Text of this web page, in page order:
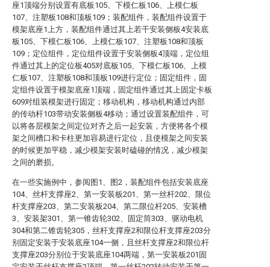
座1顶端分别设置有底板105、下模仁板106、上模仁板
107、注塑板108和顶板109；装配组件，装配组件设置于
模架底座1上方，装配组件通过其上若干安装侧板4安装底
板105、下模仁板106、上模仁板107、注塑板108和顶板
109；定位组件，定位组件设置于安装侧板4顶端，定位组
件通过其上的定位板405对底板105、下模仁板106、上模
仁板107、注塑板108和顶板109进行定位；固定组件，固
定组件设置于模架底座1顶端，固定组件通过其上固定卡板
609对组装模架进行固定；移动机构，移动机构通过内部
的传动杆103带动安装侧板4移动；通过设置装配组件，可
以将各层模架之间定位对齐之后一起安装，方便将各个模
架之间槽口和卡柱更加容易进行定位，且使模架之间安装
的时候更加平稳，减少模架安装时磕碰的情况，减少模架
之间的磨损。
在一些实施例中，参阅图1、图2，装配组件包括安装底座
104、丝杆支撑座2、第一安装板201、第一丝杆202、限位
杆支撑座203、第二安装板204、第二限位杆205、安装槽
3、安装架301、第一锥齿轮302、固定筒303、驱动电机
304和第二锥齿轮305，丝杆支撑座2和限位杆支撑座203分
别固定安装于安装底座104一侧，且丝杆支撑座2和限位杆
支撑座203分别位于安装底座104两端，第一安装板201固